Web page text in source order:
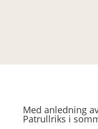
Med anledning
Patrullriks i